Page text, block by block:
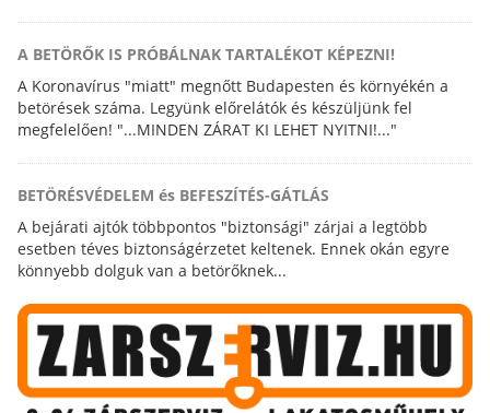
A BETÖRŐK IS PRÓBÁLNAK TARTALÉKOT KÉPEZNI!
A Koronavírus "miatt" megnőtt Budapesten és környékén a
betörések száma. Legyünk előrelátók és készüljünk fel
megfelelően! "...MINDEN ZÁRAT KI LEHET NYITNI!..."
BETÖRÉSVÉDELEM és BEFESZÍTÉS-GÁTLÁS
A bejárati ajtók többpontos "biztonsági" zárjai a legtöbb
esetben téves biztonságérzetet keltenek. Ennek okán egyre
könnyebb dolguk van a betörőknek...